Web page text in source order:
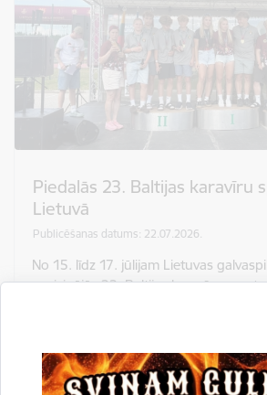
Piedalās 23. Baltijas karavīru
Lietuvā
Publicēšanas datums: 22.07.2026.
No 15. līdz 17. jūlijam Lietuvas
norisinājās 23. Baltijas karavīru sporta